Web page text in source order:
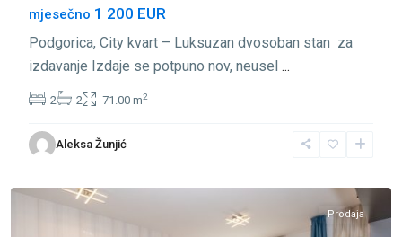
mjesečno 1 200 EUR
Podgorica, City kvart – Luksuzan dvosoban stan za
izdavanje Izdaje se potpuno nov, neusel ...
2 2 71.00 m2
Aleksa Žunjić
City
Kvart,
Prodaja